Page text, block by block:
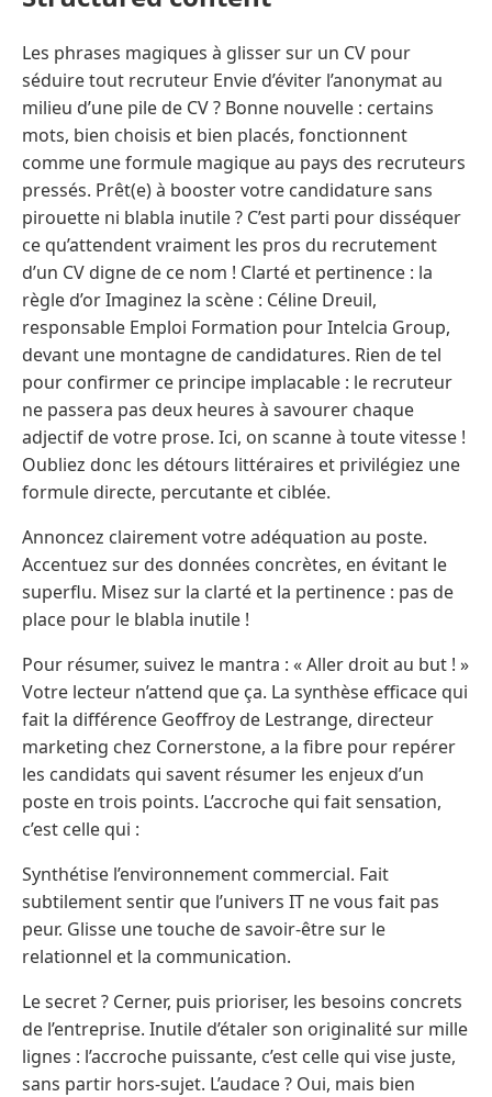
Les phrases magiques à glisser sur un CV pour
séduire tout recruteur Envie d’éviter l’anonymat au
milieu d’une pile de CV ? Bonne nouvelle : certains
mots, bien choisis et bien placés, fonctionnent
comme une formule magique au pays des recruteurs
pressés. Prêt(e) à booster votre candidature sans
pirouette ni blabla inutile ? C’est parti pour disséquer
ce qu’attendent vraiment les pros du recrutement
d’un CV digne de ce nom ! Clarté et pertinence : la
règle d’or Imaginez la scène : Céline Dreuil,
responsable Emploi Formation pour Intelcia Group,
devant une montagne de candidatures. Rien de tel
pour confirmer ce principe implacable : le recruteur
ne passera pas deux heures à savourer chaque
adjectif de votre prose. Ici, on scanne à toute vitesse !
Oubliez donc les détours littéraires et privilégiez une
formule directe, percutante et ciblée.
Annoncez clairement votre adéquation au poste.
Accentuez sur des données concrètes, en évitant le
superflu. Misez sur la clarté et la pertinence : pas de
place pour le blabla inutile !
Pour résumer, suivez le mantra : « Aller droit au but ! »
Votre lecteur n’attend que ça. La synthèse efficace qui
fait la différence Geoffroy de Lestrange, directeur
marketing chez Cornerstone, a la fibre pour repérer
les candidats qui savent résumer les enjeux d’un
poste en trois points. L’accroche qui fait sensation,
c’est celle qui :
Synthétise l’environnement commercial. Fait
subtilement sentir que l’univers IT ne vous fait pas
peur. Glisse une touche de savoir-être sur le
relationnel et la communication.
Le secret ? Cerner, puis prioriser, les besoins concrets
de l’entreprise. Inutile d’étaler son originalité sur mille
lignes : l’accroche puissante, c’est celle qui vise juste,
sans partir hors-sujet. L’audace ? Oui, mais bien